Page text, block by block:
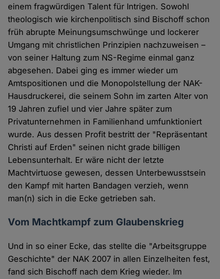
einem fragwürdigen Talent für Intrigen. Sowohl
theologisch wie kirchenpolitisch sind Bischoff schon
früh abrupte Meinungsumschwünge und lockerer
Umgang mit christlichen Prinzipien nachzuweisen –
von seiner Haltung zum NS-Regime einmal ganz
abgesehen. Dabei ging es immer wieder um
Amtspositionen und die Monopolstellung der NAK-
Hausdruckerei, die seinem Sohn im zarten Alter von
19 Jahren zufiel und vier Jahre später zum
Privatunternehmen in Familienhand umfunktioniert
wurde. Aus dessen Profit bestritt der "Repräsentant
Christi auf Erden" seinen nicht grade billigen
Lebensunterhalt. Er wäre nicht der letzte
Machtvirtuose gewesen, dessen Unterbewusstsein
den Kampf mit harten Bandagen verzieh, wenn
man(n) sich in die Ecke getrieben sah.
Vom Machtkampf zum Glaubenskrieg
Und in so einer Ecke, das stellte die "Arbeitsgruppe
Geschichte" der NAK 2007 in allen Einzelheiten fest,
fand sich Bischoff nach dem Krieg wieder. Im